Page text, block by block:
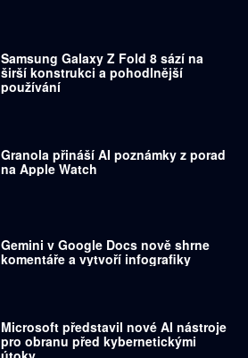
Samsung Galaxy Z Fold 8 sází na
širší konstrukci a pohodlnější
používání
Granola přináší AI poznámky z porad
na Apple Watch
Gemini v Google Docs nově shrne
komentáře a vytvoří infografiky
Microsoft představil nové AI nástroje
pro obranu před kybernetickými